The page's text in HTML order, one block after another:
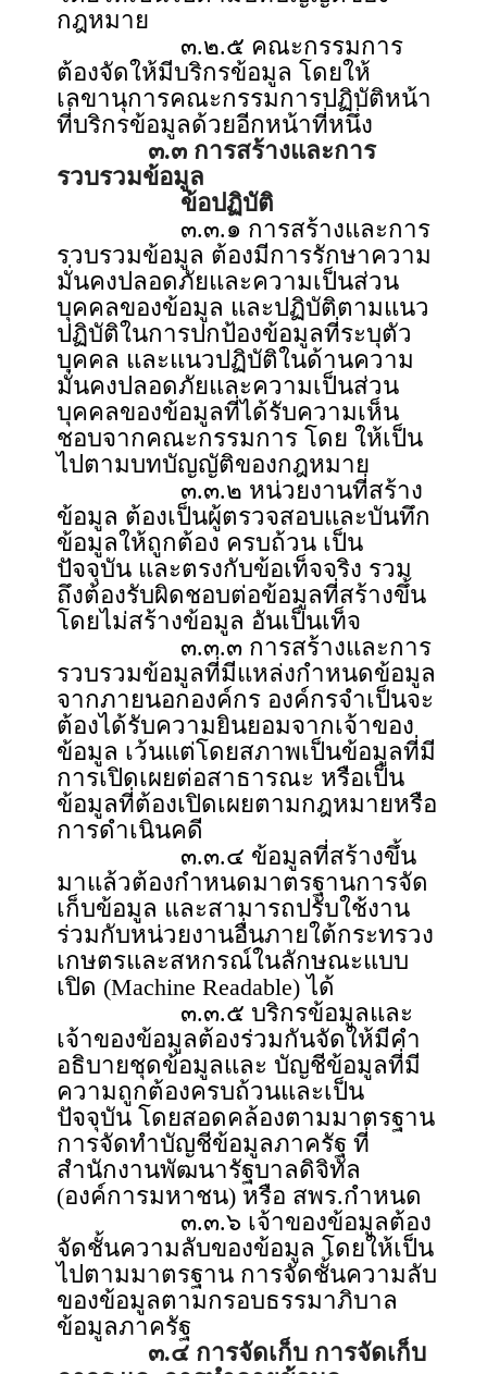
กฎหมาย
๓.๒.๕ คณะกรรมการ
ต้องจัดให้มีบริกรข้อมูล โดยให้
เลขานุการคณะกรรมการปฏิบัติหน้า
ที่บริกรข้อมูลด้วยอีกหน้าที่หนึ่ง
๓.๓ การสร้างและการ
รวบรวมข้อมูล
ข้อปฏิบัติ
๓.๓.๑ การสร้างและการ
รวบรวมข้อมูล ต้องมีการรักษาความ
มั่นคงปลอดภัยและความเป็นส่วน
บุคคลของข้อมูล และปฏิบัติตามแนว
ปฏิบัติในการปกป้องข้อมูลที่ระบุตัว
บุคคล และแนวปฏิบัติในด้านความ
มั่นคงปลอดภัยและความเป็นส่วน
บุคคลของข้อมูลที่ได้รับความเห็น
ชอบจากคณะกรรมการ โดย ให้เป็น
ไปตามบทบัญญัติของกฎหมาย
๓.๓.๒ หน่วยงานที่สร้าง
ข้อมูล ต้องเป็นผู้ตรวจสอบและบันทึก
ข้อมูลให้ถูกต้อง ครบถ้วน เป็น
ปัจจุบัน และตรงกับข้อเท็จจริง รวม
ถึงต้องรับผิดชอบต่อข้อมูลที่สร้างขึ้น
โดยไม่สร้างข้อมูล อันเป็นเท็จ
๓.๓.๓ การสร้างและการ
รวบรวมข้อมูลที่มีแหล่งกำหนดข้อมูล
จากภายนอกองค์กร องค์กรจำเป็นจะ
ต้องได้รับความยินยอมจากเจ้าของ
ข้อมูล เว้นแต่โดยสภาพเป็นข้อมูลที่มี
การเปิดเผยต่อสาธารณะ หรือเป็น
ข้อมูลที่ต้องเปิดเผยตามกฎหมายหรือ
การดำเนินคดี
๓.๓.๔ ข้อมูลที่สร้างขึ้น
มาแล้วต้องกำหนดมาตรฐานการจัด
เก็บข้อมูล และสามารถปรับใช้งาน
ร่วมกับหน่วยงานอื่นภายใต้กระทรวง
เกษตรและสหกรณ์ในลักษณะแบบ
เปิด (Machine Readable) ได้
๓.๓.๕ บริกรข้อมูลและ
เจ้าของข้อมูลต้องร่วมกันจัดให้มีคำ
อธิบายชุดข้อมูลและ บัญชีข้อมูลที่มี
ความถูกต้องครบถ้วนและเป็น
ปัจจุบัน โดยสอดคล้องตามมาตรฐาน
การจัดทำบัญชีข้อมูลภาครัฐ ที่
สำนักงานพัฒนารัฐบาลดิจิทัล
(องค์การมหาชน) หรือ สพร.กำหนด
๓.๓.๖ เจ้าของข้อมูลต้อง
จัดชั้นความลับของข้อมูล โดยให้เป็น
ไปตามมาตรฐาน การจัดชั้นความลับ
ของข้อมูลตามกรอบธรรมาภิบาล
ข้อมูลภาครัฐ
๓.๔ การจัดเก็บ การจัดเก็บ